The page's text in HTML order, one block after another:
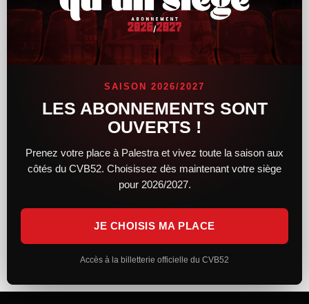
Française de Volley et via la chaîne TV Tours-Val de Loire.
La finale elle sera diffusée sur beIN SPORTS France !
Pour rappel : les rencontres du CVB seront retransmises
X
SAISON 2026/2027
LES ABONNEMENTS SONT
OUVERTS !
Prenez votre place à Palestra et vivez toute la saison aux
côtés du CVB52. Choisissez dès maintenant votre siège
pour 2026/2027.
JE CHOISIS MA PLACE
Accès à la billetterie officielle du CVB52